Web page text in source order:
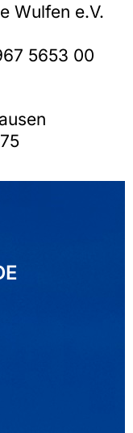
Wulfen e.V.
5653 00